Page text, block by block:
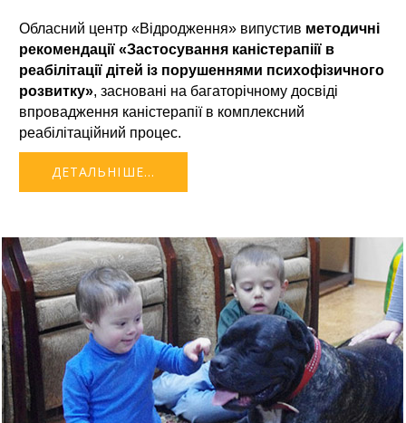
Обласний центр «Відродження» випустив методичні
рекомендації «Застосування каністерапіії в
реабілітації дітей із порушеннями психофізичного
розвитку», засновані на багаторічному досвіді
впровадження каністерапії в комплексний
реабілітаційний процес.
ДЕТАЛЬНІШЕ...